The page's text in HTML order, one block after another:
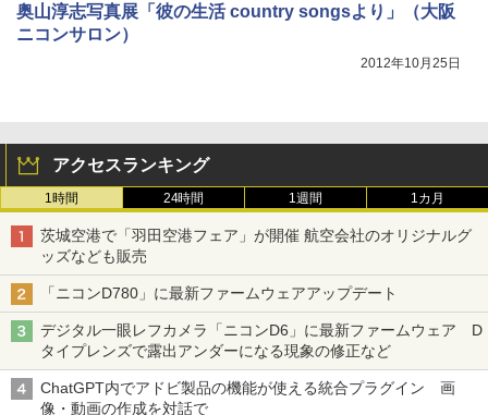
奥山淳志写真展「彼の生活 country songsより」（大阪
ニコンサロン）
2012年10月25日
アクセスランキング
1時間 24時間 1週間 1カ月
茨城空港で「羽田空港フェア」が開催 航空会社のオリジナルグ
ッズなども販売
「ニコンD780」に最新ファームウェアアップデート
デジタル一眼レフカメラ「ニコンD6」に最新ファームウェア D
タイプレンズで露出アンダーになる現象の修正など
ChatGPT内でアドビ製品の機能が使える統合プラグイン 画
像・動画の作成を対話で